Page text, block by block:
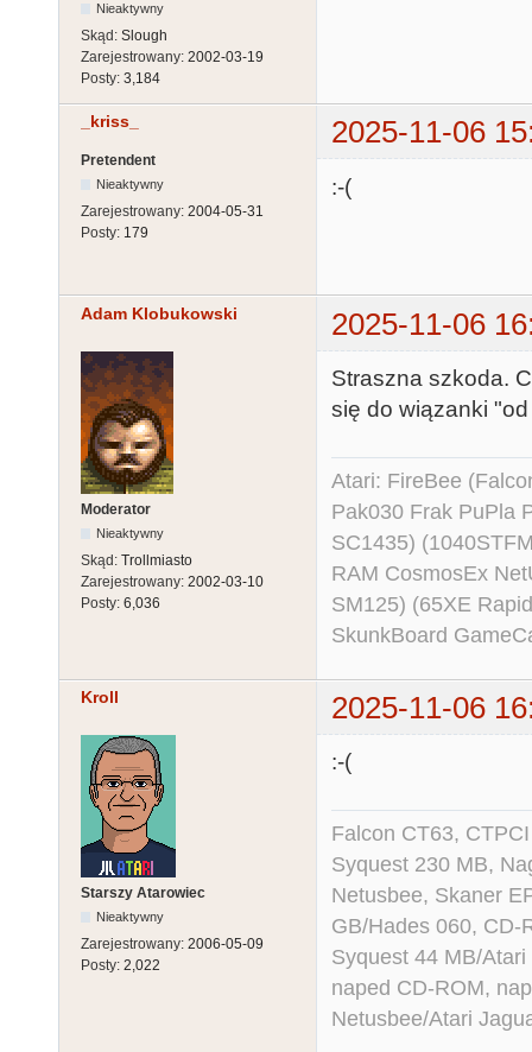
Nieaktywny
Skąd: Slough
Zarejestrowany: 2002-03-19
Posty: 3,184
_kriss_ 2025-11-06
Pretendent
Nieaktywny
Zarejestrowany: 2004-05-31
Posty: 179
:-(
Adam Klobukowski 2025-11-06
Moderator
Nieaktywny
Skąd: Trollmiasto
Zarejestrowany: 2002-03-10
Posty: 6,036
Straszna szkoda.
się do wiązanki
Atari: FireBee
Pak030 Frak PuPla
SC1435)
RAM CosmosEx
SM125) (65XE
SkunkBoard
Kroll 2025-11-06
Starszy Atarowiec
Nieaktywny
Zarejestrowany: 2006-05-09
Posty: 2,022
:-(
Falcon CT63,
Syquest 230 MB,
Netusbee, Skaner
GB/Hades 060, CD-
Syquest 44 MB/
naped CD-ROM,
Netusbee/Atari